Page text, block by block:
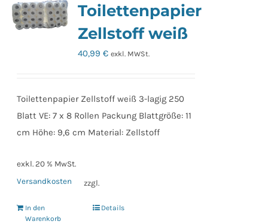
Toilettenpapier
Zellstoff weiß
40,99€ exkl. MWSt.
Toilettenpapier Zellstoff weiß 3-lagig 250
Blatt VE: 7 x 8 Rollen Packung Blattgröße: 11
cm Höhe: 9,6 cm Material: Zellstoff
exkl. 20 % MwSt.
zzgl.
Versandkosten
In den
Warenkorb
Details